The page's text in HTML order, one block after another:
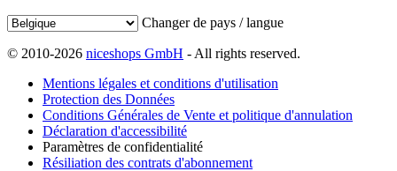
Changer de pays / langue
© 2010-2026 niceshops GmbH - All rights reserved.
Mentions légales et conditions d'utilisation
Protection des Données
Conditions Générales de Vente et politique d'annulation
Déclaration d'accessibilité
Paramètres de confidentialité
Résiliation des contrats d'abonnement